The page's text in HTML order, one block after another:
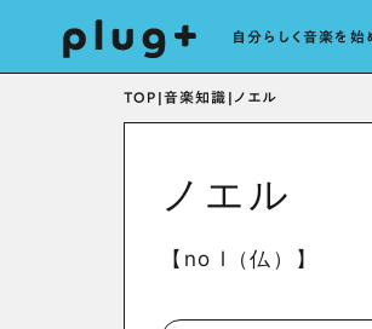
自分らしく音楽を始
TOP |音楽知識 | ノエル
ノエル
【no l（仏）】